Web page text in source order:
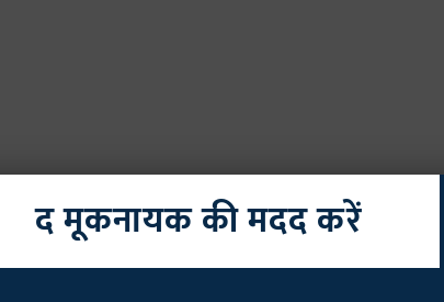
द मूकनायक की मदद करें